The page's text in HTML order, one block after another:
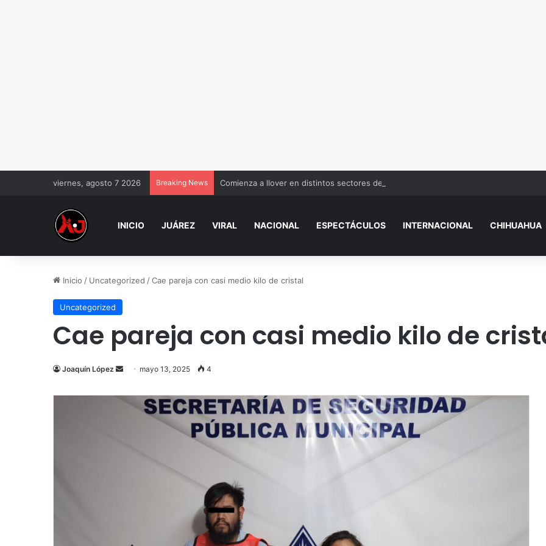
viernes, agosto 7 2026 Breaking News Comienza a llover en distintos sectores de Juárez
INICIO JUÁREZ VIRAL NACIONAL ESPECTÁCULOS INTERNACIONAL CHIHUAHUA
Inicio / Uncategorized /Cae pareja con casi medio kilo de cristal
Uncategorized
Cae pareja con casi medio kilo de
Joaquín López
Send
email
mayo 13, 2025 4